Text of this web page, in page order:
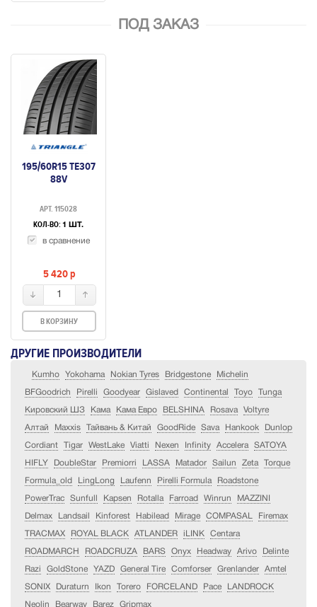
ПОД ЗАКАЗ
195/60R15 TE307
88V
АРТ. 115028
КОЛ-ВО: 1 ШТ.
в сравнение
5 420p
1
В КОРЗИНУ
ДРУГИЕ ПРОИЗВОДИТЕЛИ
Kumho Yokohama Nokian Tyres Bridgestone Michelin
BFGoodrich Pirelli Goodyear Gislaved Continental Toyo Tunga
Кировский ШЗ Кама Кама Евро BELSHINA Rosava Voltyre
Алтай Maxxis Тайвань & Китай GoodRide Sava Hankook Dunlop
Cordiant Tigar WestLake Viatti Nexen Infinity Accelera SATOYA
HIFLY DoubleStar Premiorri LASSA Matador Sailun Zeta Torque
Formula_old LingLong Laufenn Pirelli Formula Roadstone
PowerTrac Sunfull Kapsen Rotalla Farroad Winrun MAZZINI
Delmax Landsail Kinforest Habilead Mirage COMPASAL Firemax
TRACMAX ROYAL BLACK ATLANDER iLINK Centara
ROADMARCH ROADCRUZA BARS Onyx Headway Arivo Delinte
Razi GoldStone YAZD General Tire Comforser Grenlander Amtel
SONIX Duraturn Ikon Torero FORCELAND Pace LANDROCK
Neolin Bearway Barez Gripmax